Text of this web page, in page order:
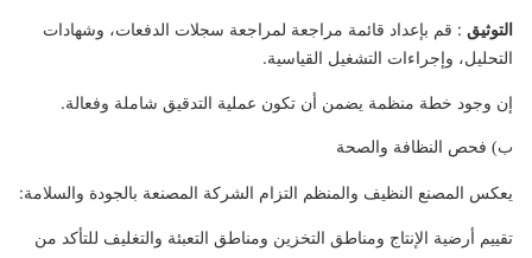
التوثيق : قم بإعداد قائمة مراجعة لمراجعة سجلات الدفعات، وشهادات
التحليل، وإجراءات التشغيل القياسية.
إن وجود خطة منظمة يضمن أن تكون عملية التدقيق شاملة وفعالة.
ب) فحص النظافة والصحة
يعكس المصنع النظيف والمنظم التزام الشركة المصنعة بالجودة والسلامة:
تقييم أرضية الإنتاج ومناطق التخزين ومناطق التعبئة والتغليف للتأكد من